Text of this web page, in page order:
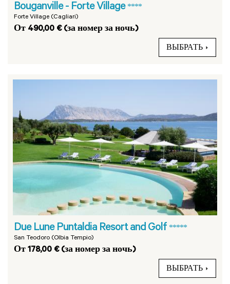
Bouganville - Forte Village ****
Forte Village (Cagliari)
От 490,00 € (за номер за ночь)
ВЫБРАТЬ
Due Lune Puntaldia Resort and Golf *****
San Teodoro (Olbia Tempio)
От 178,00 € (за номер за ночь)
ВЫБРАТЬ